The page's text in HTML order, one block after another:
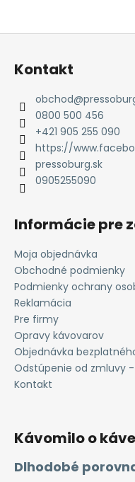
Z
Kontakt
obchod@
0800 500 456
+421 905 255 090
https://
pressoburg.sk
0905255090
Informácie pre
Moja objednávka
Obchodné podmienky
Podmienky ochrany
Reklamácia
Pre firmy
Opravy kávovarov
Objednávka
Odstúpenie od zmluvy
Kontakt
Kávomilo o
Dlhodobé